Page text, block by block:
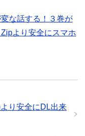
な話する！３巻が
より安全にスマホ
り安全にDL出来